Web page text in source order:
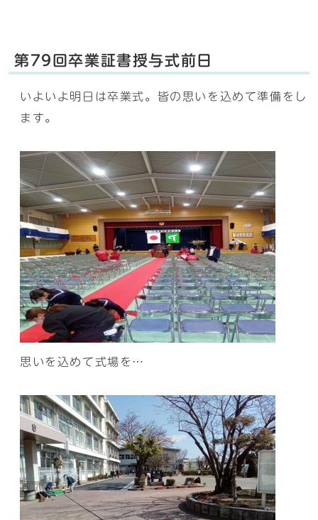
第79回卒業証書授与式前日
いよいよ明日は卒業式。皆の思いを込めて準備をし
ます。
思いを込めて式場を…